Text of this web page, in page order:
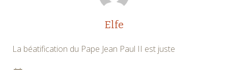
Elfe
La béatification du Pape Jean Paul II est juste